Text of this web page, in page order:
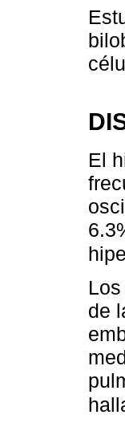
El
de